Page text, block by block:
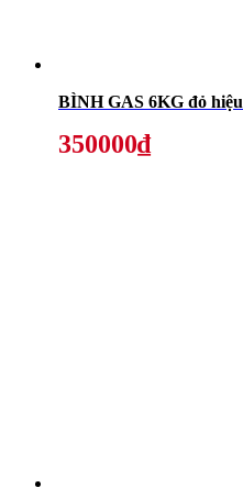
BÌNH GAS 6KG đỏ
350000₫